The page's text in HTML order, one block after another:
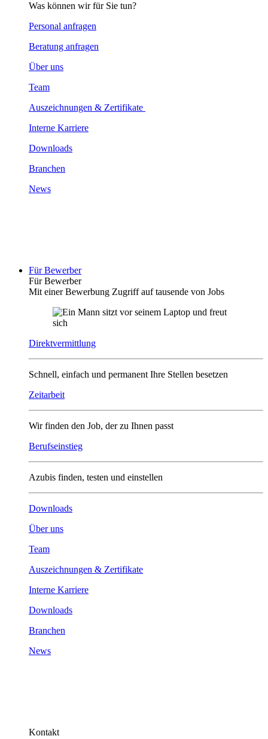
Was können wir für Sie tun?
Personal anfragen
Beratung anfragen
Über uns
Team
Auszeichnungen & Zertifikate
Interne Karriere
Downloads
Branchen
News
Für Bewerber
Für Bewerber
Mit einer Bewerbung Zugriff auf tausende von Jobs
Direktvermittlung
Schnell, einfach und permanent Ihre Stellen besetzen
Zeitarbeit
Wir finden den Job, der zu Ihnen passt
Berufseinstieg
Azubis finden, testen und einstellen
Downloads
Über uns
Team
Auszeichnungen & Zertifikate
Interne Karriere
Downloads
Branchen
News
Kontakt